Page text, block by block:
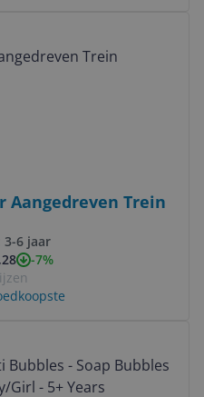
Aangedreven Trein
3-6 jaar
-7%